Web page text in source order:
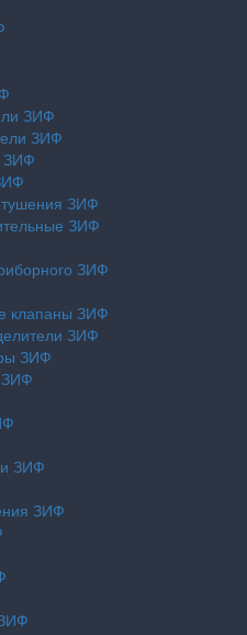
ЗИФ
ЗИФ
ЗИФ
ЗИФ
ЗИФ
ЗИФ
клапаны ЗИФ
ЗИФ
ЗИФ
ЗИФ
ЗИФ
ЗИФ